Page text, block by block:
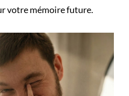
votre mémoire future.